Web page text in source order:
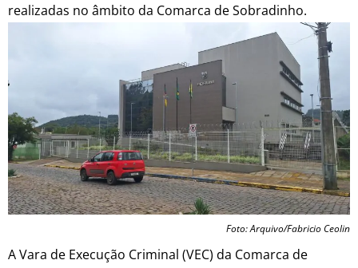
realizadas no âmbito da Comarca de Sobradinho.
Foto: Arquivo/Fabricio Ceolin
A Vara de Execução Criminal (VEC) da Comarca de